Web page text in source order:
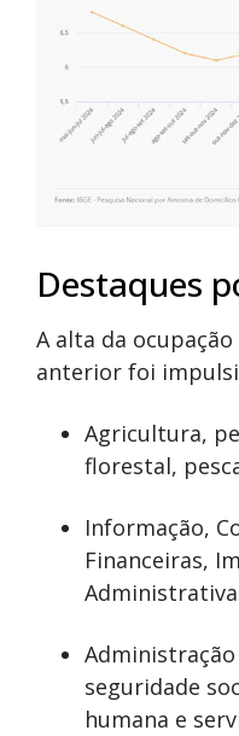
Destaques
A alta da
anterior foi
Agricultura,
florestal,
Informação,
Financeiras,
seguridade
humana e